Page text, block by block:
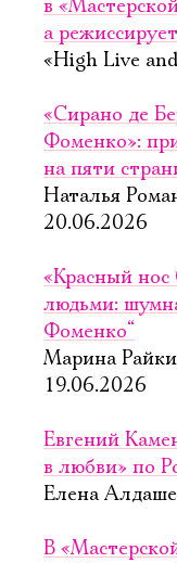
в
а режиссирует
«High Live
«Сирано де
Фоменко»:
на пяти
Наталья
20.06.2026
«Красный
людьми:
Фоменко“
Марина
19.06.2026
Евгений
в любви» по
Елена
В